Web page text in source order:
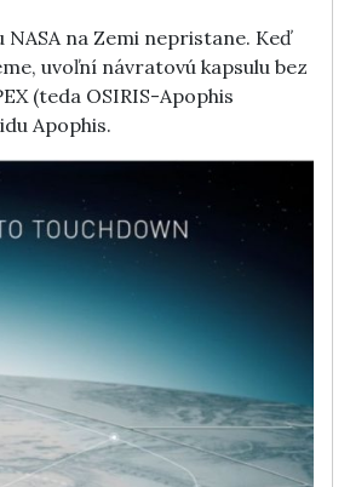
na Zemi nepristane. Keď
uvoľní návratovú kapsulu bez
(teda OSIRIS-Apophis
Apophis.